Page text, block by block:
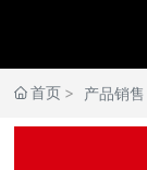
首页 产品销售